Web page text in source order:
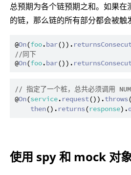
总预期为各个链预期之和。如果在
的链，那么链的所有部分都会被触
@On(foo.bar()).
//同下
@On(foo.bar()).
// 指定了一个桩，总共必须调用
@On(service. request()).throws(
then(). returns(response).
使用 spy 和 mock 对